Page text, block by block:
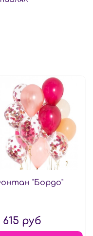
"Бордо"
615 руб